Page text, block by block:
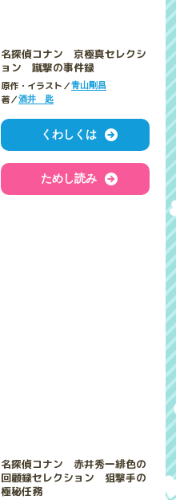
名探偵コナン 京極真セレクシ
ョン 蹴撃の事件録
原作・イラスト／青山剛昌
著／酒井 匙
くわしくは
ためし読み
名探偵コナン 赤井秀一緋色の
回顧録セレクション 狙撃手の
極秘任務